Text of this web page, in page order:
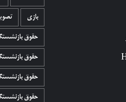
بازی
حقوق
حقوق
حقوق
حقوق